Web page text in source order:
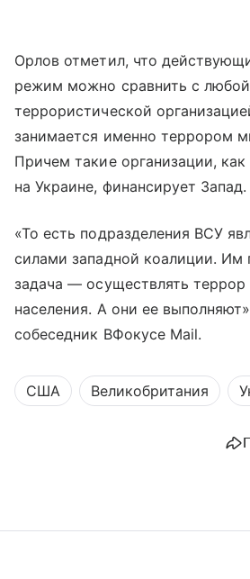
Орлов отметил, что
режим можно сравнить с любой
террористической
занимается именно террором
Причем такие организации, как
на Украине, финансирует Запад.
«То есть подразделения ВСУ
силами западной коалиции. Им
задача — осуществлять
населения. А они ее
собеседник ВФокусе Mail.
США Великобритания